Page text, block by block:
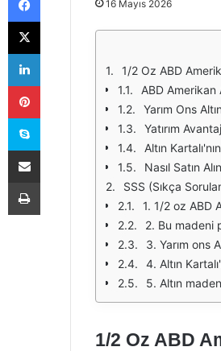
16 Mayıs 2026
1/2 Oz ABD
ABD Amerikan
Yarım Ons
Yatırım
Altın
Nasıl Satın
SSS (Sıkça
1. 1/2 oz ABD
2. Bu madeni
3. Yarım ons
4. Altın
5. Altın
1/2 Oz ABD
X
LinkedIn
Pinterest
Skype
E-Posta ile paylaş